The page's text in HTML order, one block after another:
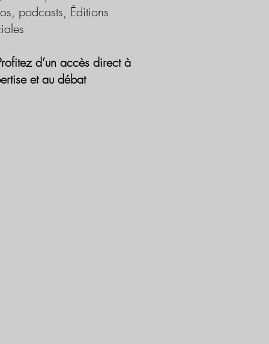
podcasts, Éditions
d’un accès direct à
et au débat